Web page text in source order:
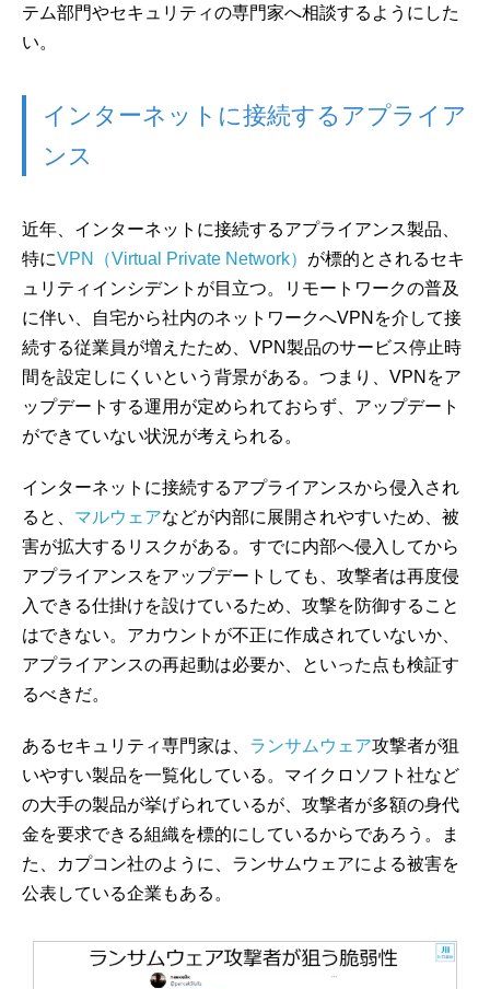
テム部門やセキュリティの専門家へ相談するようにした
い。
インターネットに接続するアプライア
ンス
近年、インターネットに接続するアプライアンス製品、
特にVPN（Virtual Private Network） が標的とされるセキ
ュリティインシデントが目立つ。リモートワークの普及
に伴い、自宅から社内のネットワークへVPNを介して接
続する従業員が増えたため、VPN製品のサービス停止時
間を設定しにくいという背景がある。つまり、VPNをア
ップデートする運用が定められておらず、アップデート
ができていない状況が考えられる。
インターネットに接続するアプライアンスから侵入され
ると、 マルウェアなどが内部に展開されやすいため、被
害が拡大するリスクがある。すでに内部へ侵入してから
アプライアンスをアップデートしても、攻撃者は再度侵
入できる仕掛けを設けているため、攻撃を防御すること
はできない。アカウントが不正に作成されていないか、
アプライアンスの再起動は必要か、といった点も検証す
るべきだ。
あるセキュリティ専門家は、 ランサムウェア攻撃者が狙
いやすい製品を一覧化している。マイクロソフト社など
の大手の製品が挙げられているが、攻撃者が多額の身代
金を要求できる組織を標的にしているからであろう。ま
た、カプコン社のように、ランサムウェアによる被害を
公表している企業もある。